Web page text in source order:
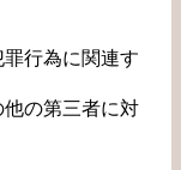
行為に関連す
の第三者に対